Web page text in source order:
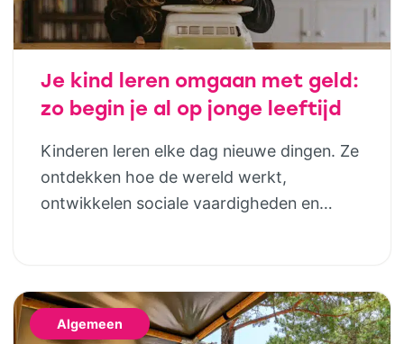
Je kind leren omgaan met geld:
zo begin je al op jonge leeftijd
Kinderen leren elke dag nieuwe dingen. Ze
ontdekken hoe de wereld werkt,
ontwikkelen sociale vaardigheden en
aan financiële opvoeding, help je kinderen
om later bewuste keuzes te maken. Dat
Algemeen